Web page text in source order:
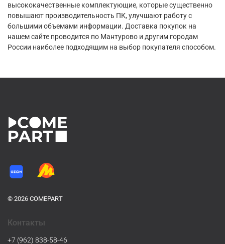
высококачественные комплектующие, которые существенно
повышают производительность ПК, улучшают работу с
большими объемами информации. Доставка покупок на
нашем сайте проводится по Мантурово и другим городам
России наиболее подходящим на выбор покупателя способом.
© 2026 COMEPART
Контакты
+7 (962) 838-58-46